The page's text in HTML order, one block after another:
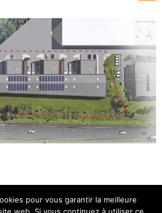
pour vous garantir la meilleure